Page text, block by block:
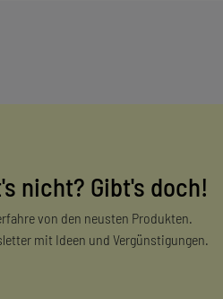
nicht? Gibt's doch!
von den neusten Produkten.
mit Ideen und Vergünstigungen.